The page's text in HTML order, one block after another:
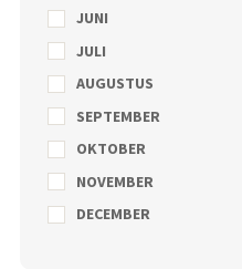
JUNI
JULI
AUGUSTUS
SEPTEMBER
OKTOBER
NOVEMBER
DECEMBER